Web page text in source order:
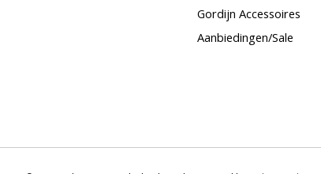
Gordijn Accessoires
Aanbiedingen/Sale